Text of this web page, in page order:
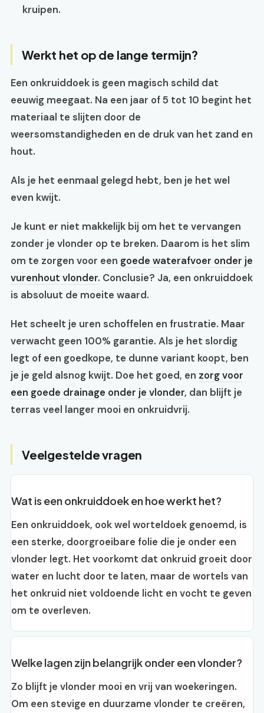
kruipen.
Werkt het op de lange termijn?
Een onkruiddoek is geen magisch schild dat
eeuwig meegaat. Na een jaar of 5 tot 10 begint het
materiaal te slijten door de
weersomstandigheden en de druk van het zand en
hout.
Als je het eenmaal gelegd hebt, ben je het wel
even kwijt.
Je kunt er niet makkelijk bij om het te vervangen
zonder je vlonder op te breken. Daarom is het slim
om te zorgen voor een goede waterafvoer onder je
vurenhout vlonder. Conclusie? Ja, een onkruiddoek
is absoluut de moeite waard.
Het scheelt je uren schoffelen en frustratie. Maar
verwacht geen 100% garantie. Als je het slordig
legt of een goedkope, te dunne variant koopt, ben
je je geld alsnog kwijt. Doe het goed, en zorg voor
een goede drainage onder je vlonder, dan blijft je
terras veel langer mooi en onkruidvrij.
Veelgestelde vragen
Wat is een onkruiddoek en hoe werkt het?
Een onkruiddoek, ook wel worteldoek genoemd, is
een sterke, doorgroeibare folie die je onder een
vlonder legt. Het voorkomt dat onkruid groeit door
water en lucht door te laten, maar de wortels van
het onkruid niet voldoende licht en vocht te geven
om te overleven.
Welke lagen zijn belangrijk onder een vlonder?
Zo blijft je vlonder mooi en vrij van woekeringen.
Om een stevige en duurzame vlonder te creëren,